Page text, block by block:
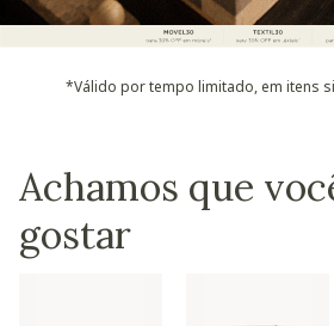
*Válido por tempo limitado, em itens
Achamos que
gostar